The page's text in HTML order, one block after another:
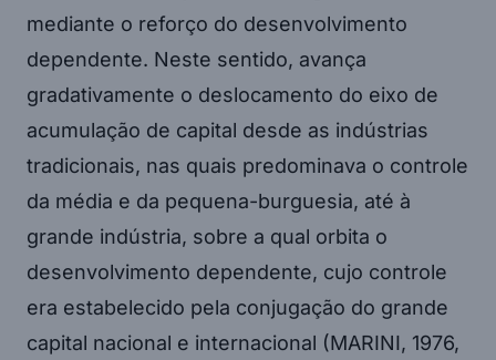
mediante o reforço do desenvolvimento
dependente. Neste sentido, avança
gradativamente o deslocamento do eixo de
acumulação de capital desde as indústrias
tradicionais, nas quais predominava o controle
da média e da pequena-burguesia, até à
grande indústria, sobre a qual orbita o
desenvolvimento dependente, cujo controle
era estabelecido pela conjugação do grande
capital nacional e internacional (MARINI, 1976,